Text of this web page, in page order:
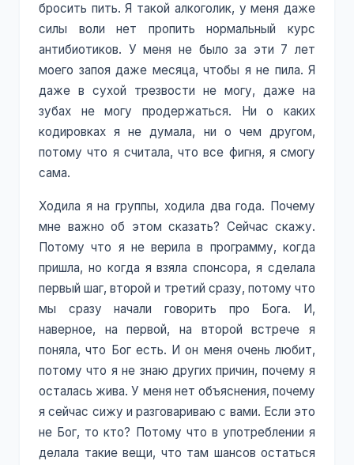
бросить пить. Я такой алкоголик, у меня даже
силы воли нет пропить нормальный курс
антибиотиков. У меня не было за эти 7 лет
моего запоя даже месяца, чтобы я не пила. Я
даже в сухой трезвости не могу, даже на
зубах не могу продержаться. Ни о каких
кодировках я не думала, ни о чем другом,
потому что я считала, что все фигня, я смогу
сама.
Ходила я на группы, ходила два года. Почему
мне важно об этом сказать? Сейчас скажу.
Потому что я не верила в программу, когда
пришла, но когда я взяла спонсора, я сделала
первый шаг, второй и третий сразу, потому что
мы сразу начали говорить про Бога. И,
наверное, на первой, на второй встрече я
поняла, что Бог есть. И он меня очень любит,
потому что я не знаю других причин, почему я
осталась жива. У меня нет объяснения, почему
я сейчас сижу и разговариваю с вами. Если это
не Бог, то кто? Потому что в употреблении я
делала такие вещи, что там шансов остаться